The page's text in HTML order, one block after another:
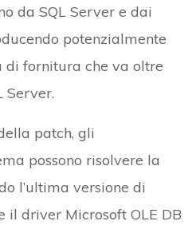
da SQL Server e dai
potenzialmente
di fornitura che va oltre
Server.
patch, gli
possono risolvere la
l’ultima versione di
il driver Microsoft OLE DB